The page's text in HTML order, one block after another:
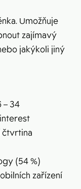
Umožňuje
zajímavý
jakýkoli jiný
– 34
čtvrtina
(54 %)
zařízení